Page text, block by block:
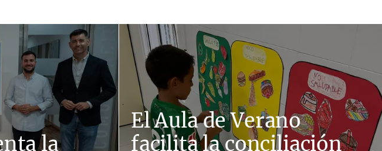
la
El Aula de Verano
facilita la conciliación